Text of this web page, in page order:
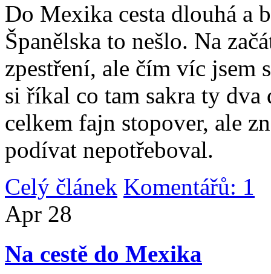
Do Mexika cesta dlouhá a
Španělska to nešlo. Na
zpestření, ale čím víc jsem
si říkal co tam sakra ty
celkem fajn stopover, ale
podívat nepotřeboval.
Celý článek Komentářů: 1
Apr 28
Na cestě do Mexika